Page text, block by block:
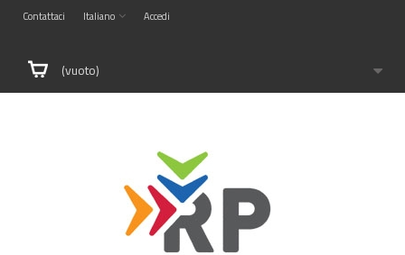
Contattaci Italiano Accedi
(vuoto)